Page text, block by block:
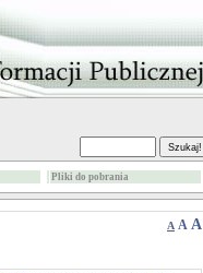
Pliki do pobrania
A A A